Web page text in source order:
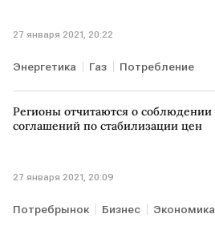
27 января 2021, 20:22
Энергетика Газ Потребление
Регионы отчитаются о соблюдении
соглашений по стабилизации цен
27 января 2021, 20:09
Потребрынок Бизнес Экономика